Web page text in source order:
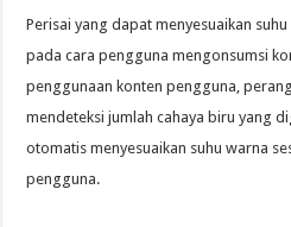
Perisai yang dapat menyesuaikan
pada cara pengguna mengonsumsi
penggunaan konten pengguna,
mendeteksi jumlah cahaya biru yang
otomatis menyesuaikan suhu warna
pengguna.